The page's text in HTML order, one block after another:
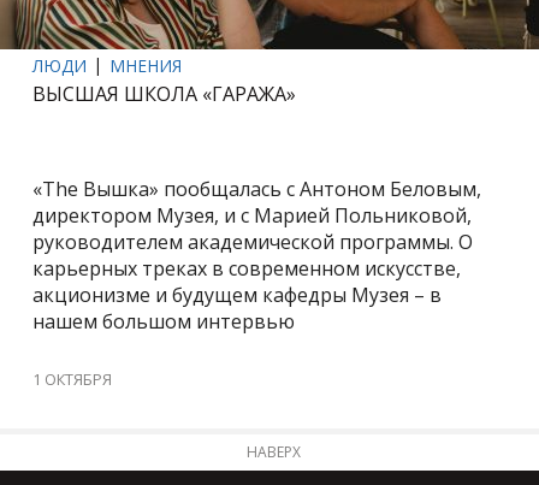
ЛЮДИ МНЕНИЯ
ВЫСШАЯ ШКОЛА «ГАРАЖА»
«The Вышка» пообщалась с Антоном Беловым,
директором Музея, и с Марией Польниковой,
руководителем академической программы. О
карьерных треках в современном искусстве,
акционизме и будущем кафедры Музея – в
нашем большом интервью
1 ОКТЯБРЯ
НАВЕРХ